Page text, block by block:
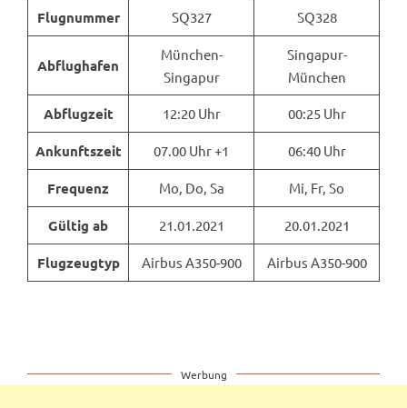
Flugnummer SQ327 SQ328
Abflughafen
München-
Singapur
Singapur-
München
Abflugzeit 12:20 Uhr 00:25 Uhr
Ankunftszeit 07.00 Uhr +1 06:40 Uhr
Frequenz Mo, Do, Sa Mi, Fr, So
Gültig ab 21.01.2021 20.01.2021
Flugzeugtyp Airbus A350-900 Airbus A350-900
Werbung